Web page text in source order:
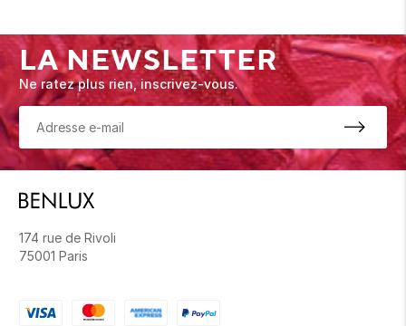
LA NEWSLETTER
Ne ratez plus rien, inscrivez-vous.
174 rue de Rivoli
75001 Paris